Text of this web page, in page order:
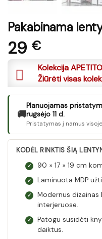
Pakabinama
29 €
Kolekcija
Žiūrėti visas
🚚
Planuojamas
rugsėjo 11 d.
Pristatymas į namus
KODĖL RINKTIS ŠIĄ
✓ 90 × 17 × 19 cm
✓ Laminuota MDP
✓
Modernus dizainas
interjeruose.
✓
Patogu susidėti
daiktus.